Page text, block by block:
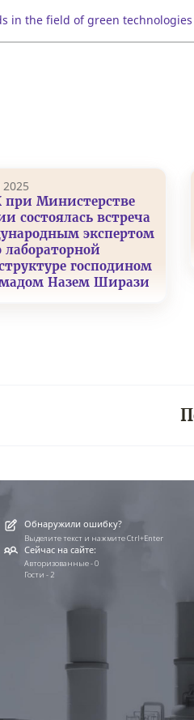
in the field of green
при Министерстве
состоялась встреча
экспертом
господином
Назем Ширази
Обнаружили ошибку?
Выделите текст и нажмите Ctrl+Enter
Сейчас на сайте:
Авторизованные - 0
Гости - 2